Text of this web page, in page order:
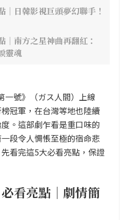
｜日韓影視巨頭夢幻聯手！
｜南方之星神曲再翻紅：
靈魂
號》（ガス人間）上線
冠軍，在台灣等地也陸續
。這部劇乍看是重口味的
段令人惆悵至極的宿命悲
看完這5大必看亮點，保證
看亮點｜劇情簡